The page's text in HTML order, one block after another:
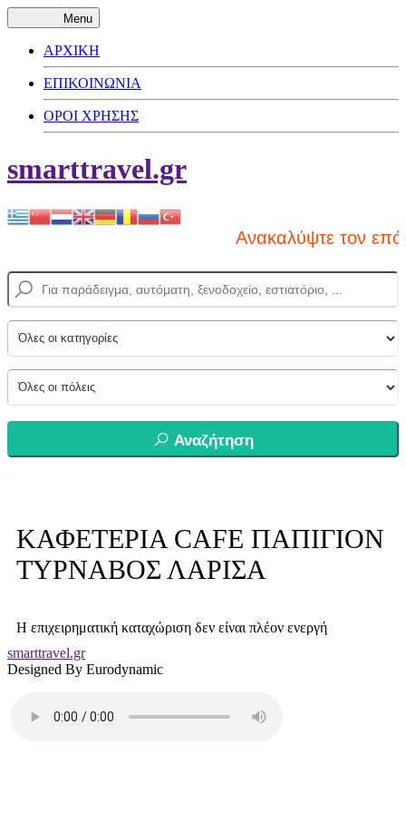
Menu
ΑΡΧΙΚΗ
ΕΠΙΚΟΙΝΩΝΙΑ
ΟΡΟΙ ΧΡΗΣΗΣ
smarttravel.gr
Ανακαλύψτε τον
Αναζήτηση
ΚΑΦΕΤΕΡΙΑ CAFE ΠΑΠΙΓΙΟΝ
ΤΥΡΝΑΒΟΣ ΛΑΡΙΣΑ
Η επιχειρηματική καταχώριση δεν είναι πλέον ενεργή
smarttravel.gr
Designed By Eurodynamic